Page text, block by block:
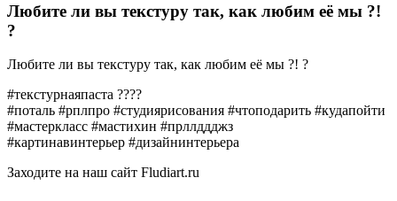
Любите ли вы текстуру так, как любим её мы ?!
?
Любите ли вы текстуру так, как любим её мы ?! ?
#текстурнаяпаста ???‍?
#поталь #рплпро #студиярисования #чтоподарить #кудапойти
#мастеркласс #мастихин #прллддджз
#картинавинтерьер #дизайнинтерьера
Заходите на наш сайт Fludiart.ru